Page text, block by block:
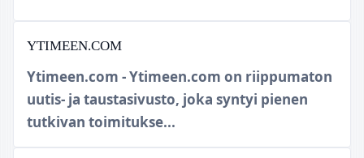
YTIMEEN.COM
Ytimeen.com - Ytimeen.com on riippumaton
uutis- ja taustasivusto, joka syntyi pienen
tutkivan toimitukse...